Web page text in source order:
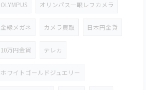
OLYMPUS オリンパス一眼レフカメラ
金縁メガネ カメラ買取 日本円金貨
10万円金貨 テレカ
ホワイトゴールドジュエリー